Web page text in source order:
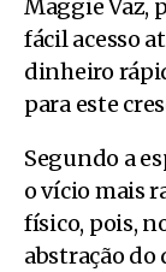
Maggie Vaz,
fácil acesso
dinheiro
para este
Segundo a
o vício mais
físico, pois,
abstração do